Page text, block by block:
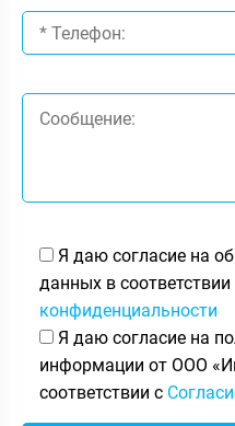
Я даю согласие на
данных в соответствии
конфиденциальности
Я даю согласие на
информации от ООО
соответствии с